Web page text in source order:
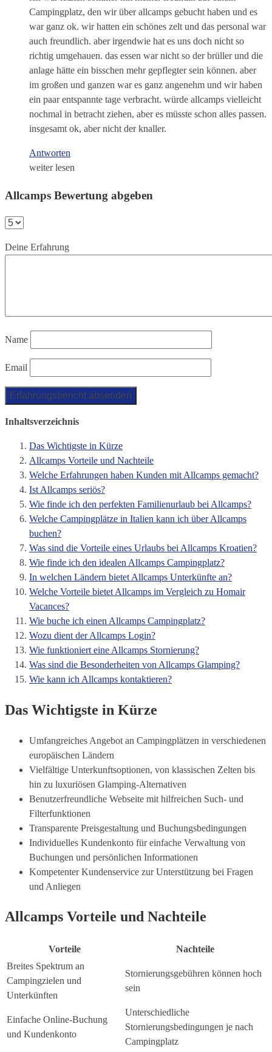
Campingplatz, den wir über allcamps gebucht haben und es
war ganz ok. wir hatten ein schönes zelt und das personal war
auch freundlich. aber irgendwie hat es uns doch nicht so
richtig umgehauen. das essen war nicht so der brüller und die
anlage hätte ein bisschen mehr gepflegter sein können. aber
im großen und ganzen war es ganz angenehm und wir haben
ein paar entspannte tage verbracht. würde allcamps vielleicht
nochmal in betracht ziehen, aber es müsste schon alles passen.
insgesamt ok, aber nicht der knaller.
Antworten
weiter lesen
Allcamps Bewertung abgeben
Deine Erfahrung
Name
Email
Inhaltsverzeichnis
Das Wichtigste in Kürze
Allcamps Vorteile und Nachteile
Welche Erfahrungen haben Kunden mit Allcamps gemacht?
Ist Allcamps seriös?
Wie finde ich den perfekten Familienurlaub bei Allcamps?
Welche Campingplätze in Italien kann ich über Allcamps
buchen?
Was sind die Vorteile eines Urlaubs bei Allcamps Kroatien?
Wie finde ich den idealen Allcamps Campingplatz?
In welchen Ländern bietet Allcamps Unterkünfte an?
Welche Vorteile bietet Allcamps im Vergleich zu Homair
Vacances?
Wie buche ich einen Allcamps Campingplatz?
Wozu dient der Allcamps Login?
Wie funktioniert eine Allcamps Stornierung?
Was sind die Besonderheiten von Allcamps Glamping?
Wie kann ich Allcamps kontaktieren?
Das Wichtigste in Kürze
Umfangreiches Angebot an Campingplätzen in verschiedenen
europäischen Ländern
Vielfältige Unterkunftsoptionen, von klassischen Zelten bis
hin zu luxuriösen Glamping-Alternativen
Benutzerfreundliche Webseite mit hilfreichen Such- und
Filterfunktionen
Transparente Preisgestaltung und Buchungsbedingungen
Individuelles Kundenkonto für einfache Verwaltung von
Buchungen und persönlichen Informationen
Kompetenter Kundenservice zur Unterstützung bei Fragen
und Anliegen
Allcamps Vorteile und Nachteile
Vorteile
Nachteile
Breites Spektrum an
Campingzielen und
Unterkünften
Stornierungsgebühren können hoch
sein
Einfache Online-Buchung
und Kundenkonto
Unterschiedliche
Stornierungsbedingungen je nach
Campingplatz